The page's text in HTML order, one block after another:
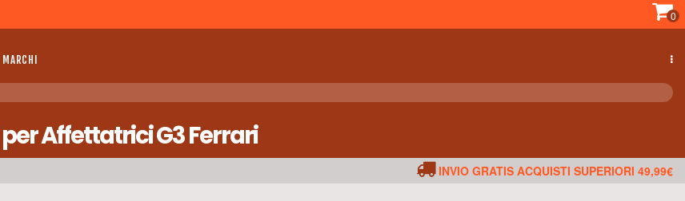
0
MARCHI
Affettatrici G3 Ferrari
INVIO GRATIS ACQUISTI SUPERIORI 49,99€